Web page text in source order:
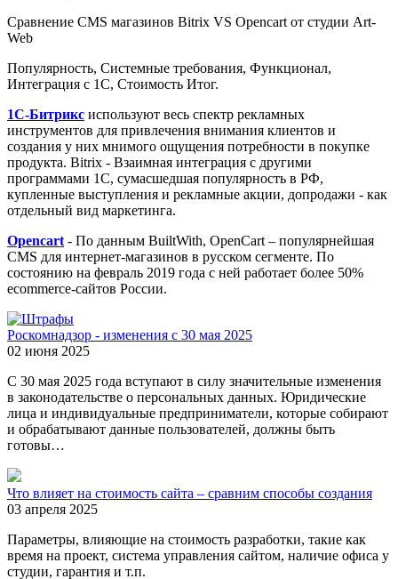
Сравнение CMS магазинов Bitrix VS Opencart от студии Art-
Web
Популярность, Системные требования, Функционал,
Интеграция с 1С, Стоимость Итог.
1С-Битрикс используют весь спектр рекламных
инструментов для привлечения внимания клиентов и
создания у них мнимого ощущения потребности в покупке
продукта. Bitrix - Взаимная интеграция с другими
программами 1С, сумасшедшая популярность в РФ,
купленные выступления и рекламные акции, допродажи - как
отдельный вид маркетинга.
Opencart - По данным BuiltWith, OpenCart – популярнейшая
CMS для интернет-магазинов в русском сегменте. По
состоянию на февраль 2019 года с ней работает более 50%
ecommerce-сайтов России.
Роскомнадзор - изменения с 30 мая 2025
02 июня 2025
С 30 мая 2025 года вступают в силу значительные изменения
в законодательстве о персональных данных. Юридические
лица и индивидуальные предприниматели, которые собирают
и обрабатывают данные пользователей, должны быть
готовы…
Что влияет на стоимость сайта – сравним способы создания
03 апреля 2025
Параметры, влияющие на стоимость разработки, такие как
время на проект, система управления сайтом, наличие офиса у
студии, гарантия и т.п.